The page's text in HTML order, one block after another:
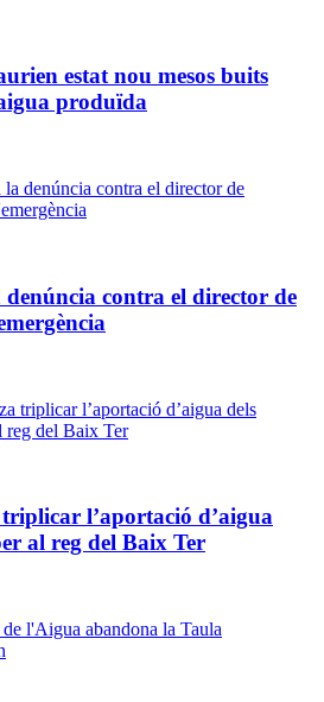
estat nou mesos buits
produïda
contra el director de
l’aportació d’aigua
al reg del Baix Ter